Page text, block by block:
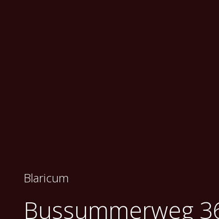
Blaricum
Bussummerweg